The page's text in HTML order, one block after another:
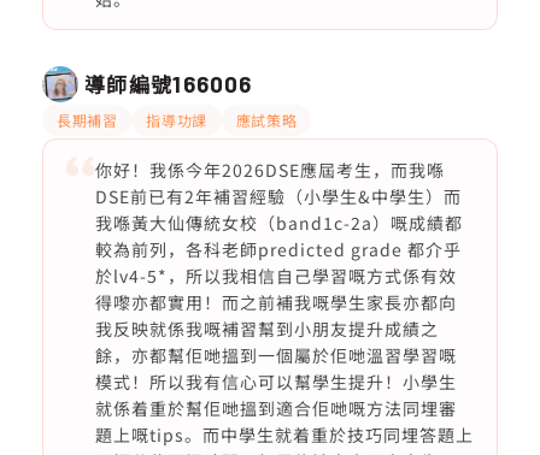
導師編號166006
長期補習 指導功課 應試策略
你好！我係今年2026DSE應屆考生，而我喺
DSE前已有2年補習經驗（小學生&中學生）而
我喺黃大仙傳統女校（band1c-2a）嘅成績都
較為前列，各科老師predicted grade 都介乎
於lv4-5*，所以我相信自己學習嘅方式係有效
得嚟亦都實用！而之前補我嘅學生家長亦都向
我反映就係我嘅補習幫到小朋友提升成績之
餘，亦都幫佢哋搵到一個屬於佢哋溫習學習嘅
模式！所以我有信心可以幫學生提升！小學生
就係着重於幫佢哋搵到適合佢哋嘅方法同埋審
題上嘅tips。而中學生就着重於技巧同埋答題上